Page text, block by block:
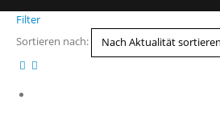
Filter
Sortieren nach: